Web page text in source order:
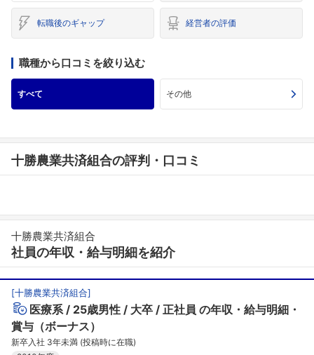
転職後のギャップ 経営者の評価
職種から口コミを絞り込む
すべて その他
十勝農業共済組合の評判・口コミ
十勝農業共済組合
社員の年収・給与明細を紹介
[十勝農業共済組合]
医療系 25歳男性 大卒 正社員 の年収・給与明細・
賞与（ボーナス）
新卒入社 3年未満 (投稿時に在職)